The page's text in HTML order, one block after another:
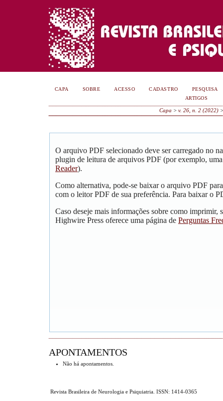
CAPA SOBRE ACESSO CADASTRO
PESQUISA
ARTIGOS
Capa >v. 26, n. 2 (2022)
O arquivo PDF selecionado deve ser carregado no
plugin de leitura de arquivos PDF (por exemplo,
Reader).
Como alternativa, pode-se baixar o arquivo PDF
com o leitor PDF de sua preferência. Para baixar o
Caso deseje mais informações sobre como imprimir,
Highwire Press oferece uma página de Perguntas
APONTAMENTOS
Não há apontamentos.
Revista Brasileira de Neurologia e Psiquiatria. ISSN: 1414-0365